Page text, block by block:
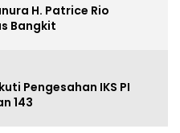
H. Patrice Rio
Bangkit
Pengesahan IKS PI
143